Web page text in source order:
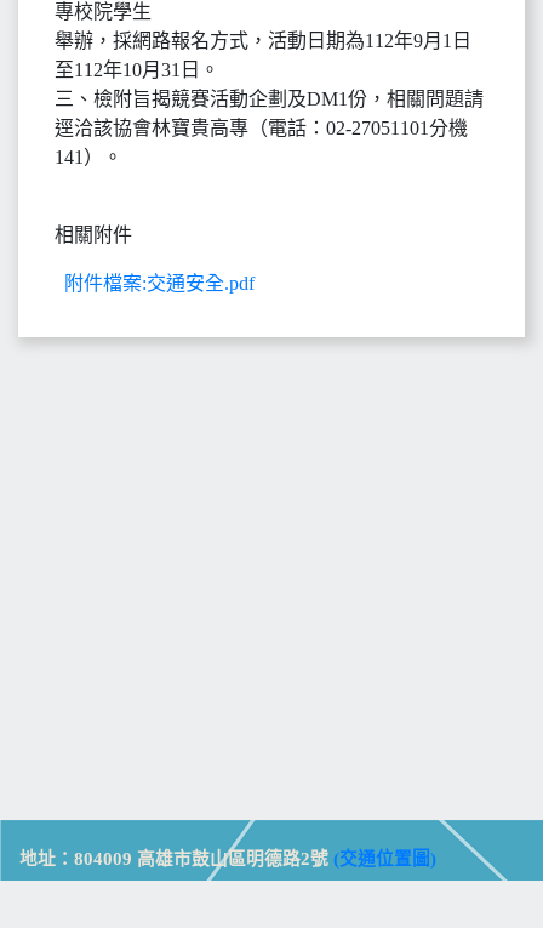
專校院學生
舉辦，採網路報名方式，活動日期為112年9月1日
至112年10月31日。
三、檢附旨揭競賽活動企劃及DM1份，相關問題請
逕洽該協會林寶貴高專（電話：02-27051101分機
141）。
相關附件
附件檔案:交通安全.pdf
地址：804009 高雄市鼓山區明德路2號 (交通位置圖)